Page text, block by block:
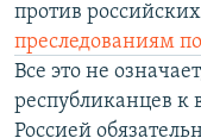
против
преследованиям
Все это не
республиканцев
Россией